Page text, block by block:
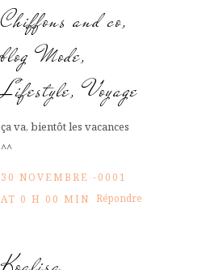
Chiffons and co,
blog Mode,
Lifestyle, Voyage
ça va, bientôt les vacances
^^
30 NOVEMBRE -0001
AT 0 H 00 MIN Répondre